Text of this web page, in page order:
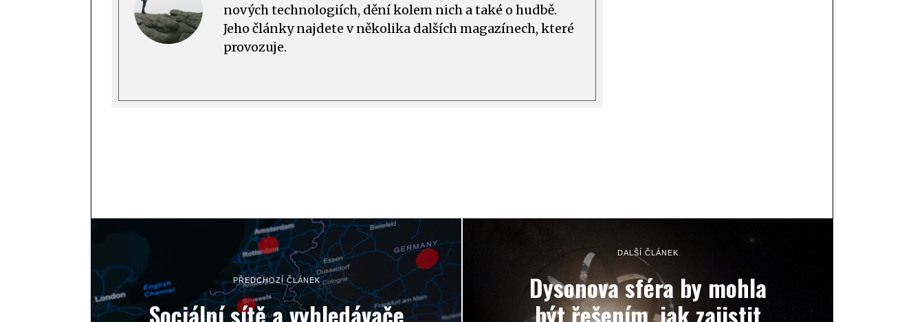
nových technologiích, dění kolem nich a také o hudbě.
Jeho články najdete v několika dalších magazínech, které
provozuje.
PŘEDCHOZÍ ČLÁNEK
Sociální sítě a vyhledávače
DALŠÍ ČLÁNEK
Dysonova sféra by mohla
být řešením, jak zajistit